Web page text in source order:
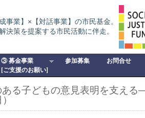
業】×【対話事業】の市民基金。
決策を提案する市民活動に伴走。
③ 募金事業
[ご支援のお願い]
参加募集 お問合せ
ある子どもの意見表明を支える